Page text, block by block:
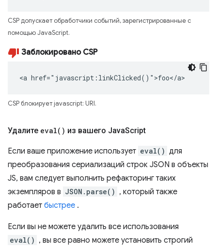
CSP допускает обработчики событий, зарегистрированные с
помощью JavaScript.
Заблокировано CSP
<a href="javascript:linkClicked()">foo</a>
CSP блокирует javascript: URI.
Удалите eval( ) из вашего JavaScript
Если ваше приложение использует eval() для
преобразования сериализаций строк JSON в объекты
JS, вам следует выполнить рефакторинг таких
экземпляров в JSON.parse() , который также
работает быстрее .
Если вы не можете удалить все использования
eval() , вы все равно можете установить строгий